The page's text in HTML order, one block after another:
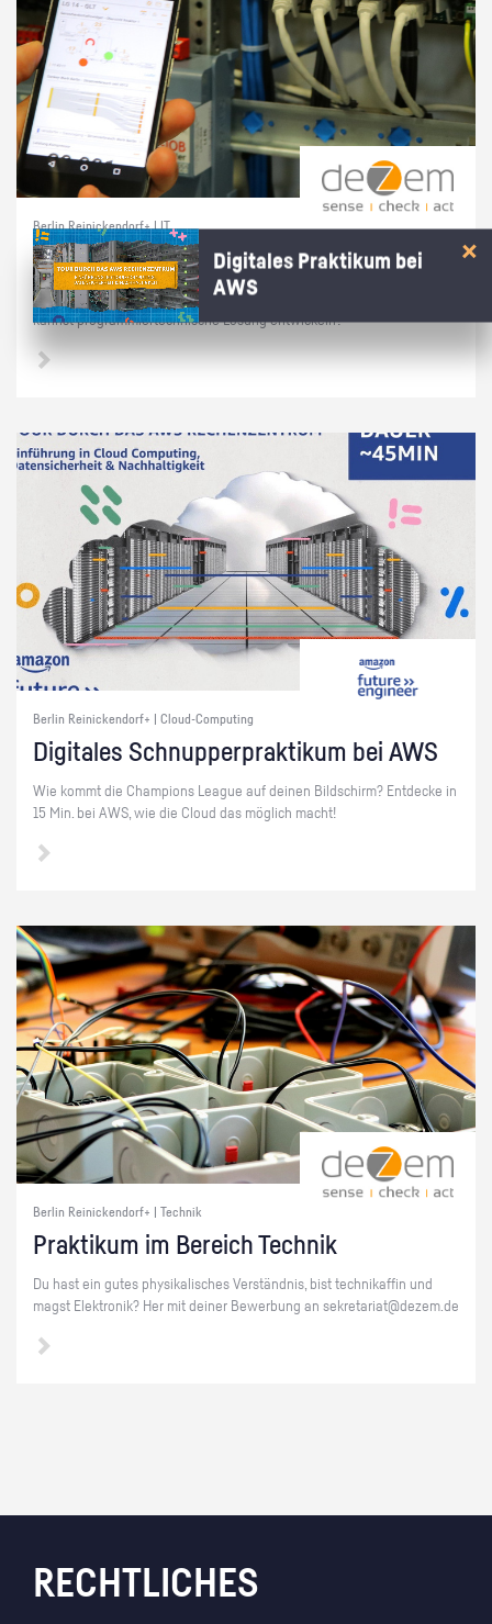
Berlin Reinickendorf+ | IT
Prak­ti­kum soft­ware­na­he Tech­nik
Du hast dich in­ten­siv mit Linux/Raspber­ry Pi's/Py­thon be­schäf­tigt und
kannst pro­gram­mier­tech­ni­sche Lö­sung ent­wi­ckeln?
Berlin Reinickendorf+ | Cloud-Computing
Di­gi­ta­les Schnup­per­prak­ti­kum bei AWS
Wie kommt die Cham­pi­ons Le­ague auf dei­nen Bild­schirm? Ent­de­cke in
15 Min. bei AWS, wie die Cloud das mög­lich macht!
Berlin Reinickendorf+ | Technik
Prak­ti­kum im Be­reich Tech­nik
Du hast ein gutes phy­si­ka­li­sches Ver­ständ­nis, bist tech­ni­kaf­fin und
magst Elek­tro­nik? Her mit dei­ner Be­wer­bung an se­kre­ta­ri­at@​dezem.​de
Digitales Praktikum bei
AWS
RECHTLICHES